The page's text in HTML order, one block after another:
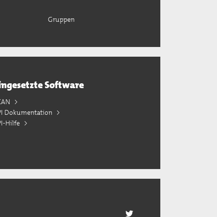
Gruppen
Software
Dokumentation
Hilfe